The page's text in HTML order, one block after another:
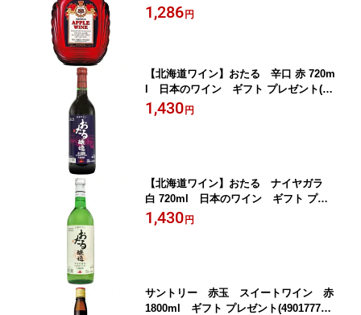
ー！
1,286円
【北海道ワイン】おたる 辛口 赤 720m
l 日本のワイン ギフト プレゼント(49
90583300009)
1,430円
【北海道ワイン】おたる ナイヤガラ
白 720ml 日本のワイン ギフト プレ
ゼント(4990583381107)
1,430円
サントリー 赤玉 スイートワイン 赤
1800ml ギフト プレゼント(490177700